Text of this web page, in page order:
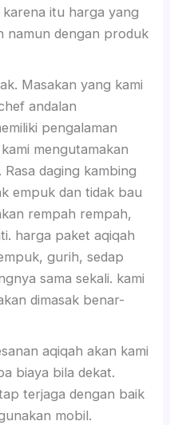
karena itu harga yang
namun dengan produk
Masakan yang kami
andalan
pengalaman
mengutamakan
daging kambing
empuk dan tidak bau
rempah rempah,
harga paket aqiqah
gurih, sedap
sama sekali. kami
dimasak benar-
aqiqah akan kami
biaya bila dekat.
terjaga dengan baik
mobil.